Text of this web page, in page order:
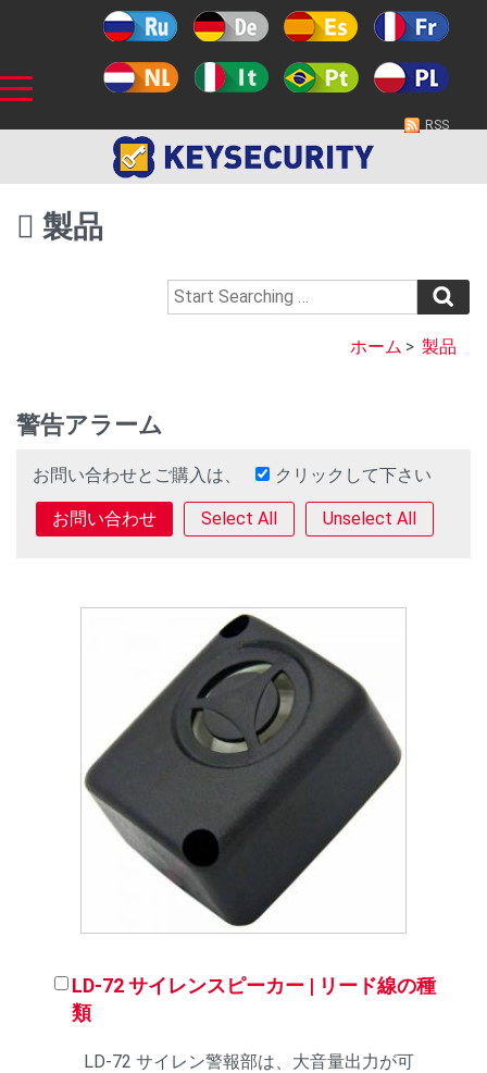
RSS
製品
ホーム > 製品
警告アラーム
お問い合わせとご購入は、 クリックして下さい
Select All Unselect All
LD-72 サイレンスピーカー | リード線の種
類
LD-72 サイレン警報部は、大音量出力が可